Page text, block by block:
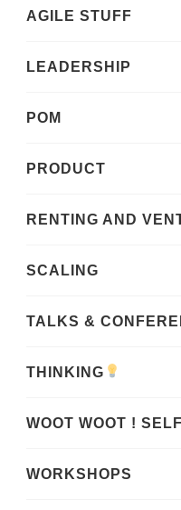
AGILE STUFF
LEADERSHIP
POM
PRODUCT
RENTING AND
SCALING
TALKS &
THINKING
WOOT WOOT !
WORKSHOPS